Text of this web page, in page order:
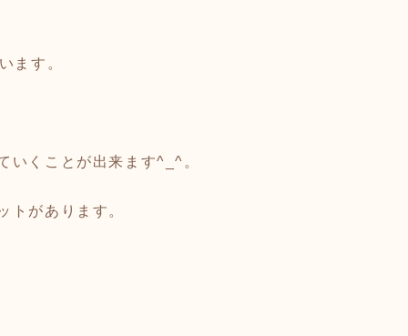
ます。
いくことが出来ます^_^。
トがあります。